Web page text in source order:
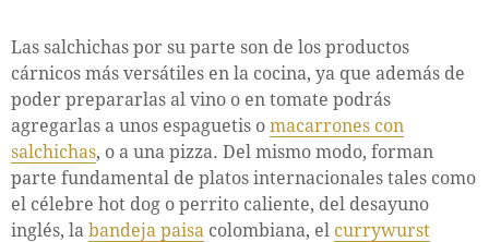
Las salchichas por su parte son de los productos
cárnicos más versátiles en la cocina, ya que además de
poder prepararlas al vino o en tomate podrás
agregarlas a unos espaguetis o macarrones con
salchichas, o a una pizza. Del mismo modo, forman
parte fundamental de platos internacionales tales como
el célebre hot dog o perrito caliente, del desayuno
inglés, la bandeja paisa colombiana, el currywurst